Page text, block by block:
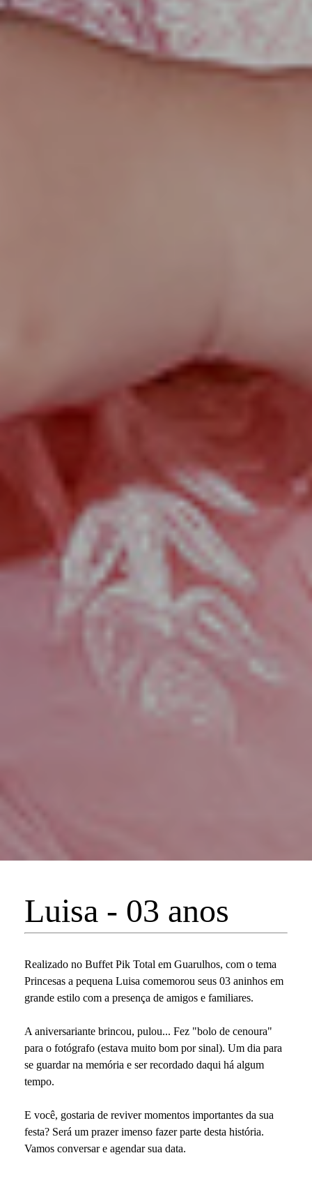
Luisa - 03 anos
Realizado no Buffet Pik Total em Guarulhos, com o tema
Princesas a pequena Luisa comemorou seus 03 aninhos em
grande estilo com a presença de amigos e familiares.
A aniversariante brincou, pulou... Fez "bolo de cenoura"
para o fotógrafo (estava muito bom por sinal). Um dia para
se guardar na memória e ser recordado daqui há algum
tempo.
E você, gostaria de reviver momentos importantes da sua
festa? Será um prazer imenso fazer parte desta história.
Vamos conversar e agendar sua data.